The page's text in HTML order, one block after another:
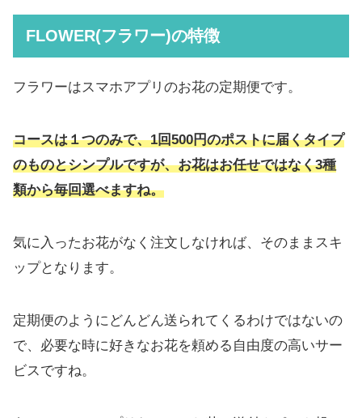
FLOWER(フラワー)の特徴
フラワーはスマホアプリのお花の定期便です。
コースは１つのみで、1回500円のポストに届くタイプ
のものとシンプルですが、お花はお任せではなく3種
類から毎回選べますね。
気に入ったお花がなく注文しなければ、そのままスキ
ップとなります。
定期便のようにどんどん送られてくるわけではないの
で、必要な時に好きなお花を頼める自由度の高いサー
ビスですね。